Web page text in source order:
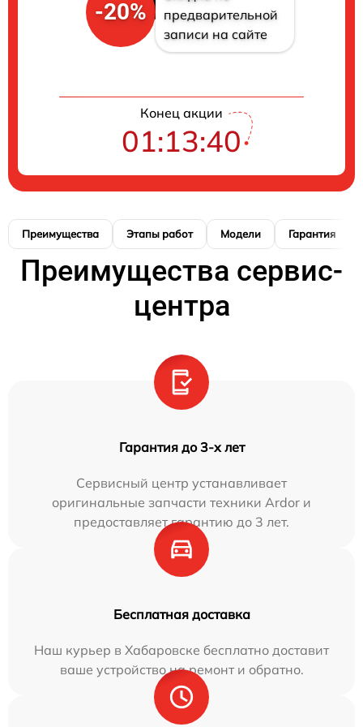
-20%
предварительной
записи на сайте
Конец акции
01:13:39
Преимущества Этапы работ Модели Гарантия
Преимущества сервис-
центра
Гарантия до 3-х лет
Сервисный центр устанавливает
оригинальные запчасти техники Ardor и
предоставляет гарантию до 3 лет.
Бесплатная доставка
Наш курьер в Хабаровске бесплатно доставит
ваше устройство на ремонт и обратно.